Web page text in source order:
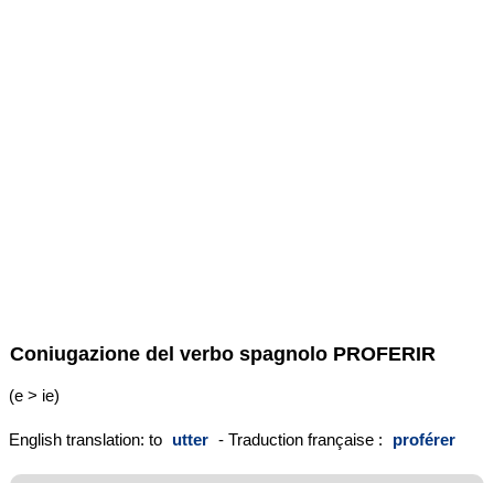
Coniugazione del verbo spagnolo PROFERIR
(e > ie)
English translation: to utter - Traduction française : proférer